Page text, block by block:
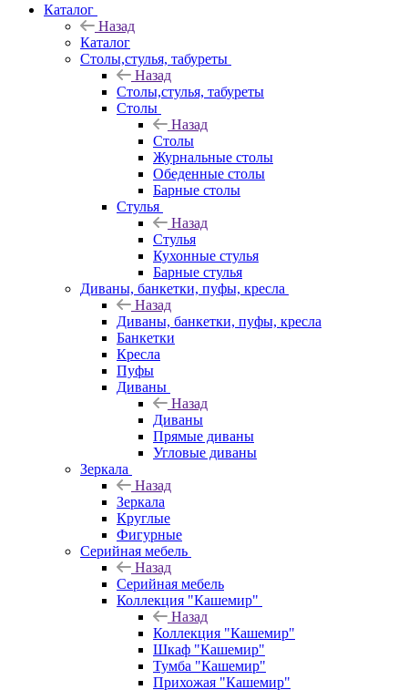
Каталог
Назад
Каталог
Столы,стулья, табуреты
Назад
Столы,стулья, табуреты
Столы
Назад
Столы
Журнальные столы
Обеденные столы
Барные столы
Стулья
Назад
Стулья
Кухонные стулья
Барные стулья
Диваны, банкетки, пуфы, кресла
Назад
Диваны, банкетки, пуфы, кресла
Банкетки
Кресла
Пуфы
Диваны
Назад
Диваны
Прямые диваны
Угловые диваны
Зеркала
Назад
Зеркала
Круглые
Фигурные
Серийная мебель
Назад
Серийная мебель
Коллекция "Кашемир"
Назад
Коллекция "Кашемир"
Шкаф "Кашемир"
Тумба "Кашемир"
Прихожая "Кашемир"